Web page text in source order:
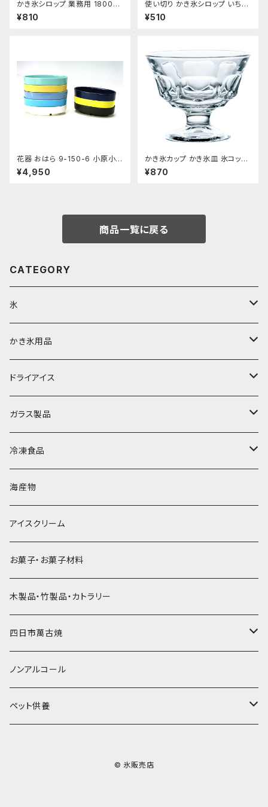
かき氷シロップ 業務用 1800ｍ
L ハニー製 1.8Lパック
¥810
使い切り かき氷シロップ いちご
ハワイアンブルー マンゴー マス
カット コーラ 35mL各1袋5種類
¥510
花器 おはら 9-150-6 小原小
判 ナマコ 花瓶 フラワーベース
水盤
¥4,950
かき氷カップ かき氷皿 氷コップ
デザートカップ、アイスクリーム
カップ 340ml 東洋佐々木ガラ
¥870
商品一覧に戻る
CATEGORY
氷
富士天然水の氷
丸氷
直径70mm
直径65mm
角氷
砕氷
氷河の氷
氷アイテム
かき氷用品
かき氷シロップ
無果汁1.8Lパック
無果汁1Lパック
無添加瓶シロップ
かき氷機・かき氷器
かき氷カップ
発泡スチロール無地-使い捨て
発泡スチロールプリント柄
かき氷スプーン・スプーンストロー
プラスチック・スプーン
プラスチック・スプーンストロー
コンデンスミルク・練乳・あんこ
かき氷セット
その他かき氷用品
ドライアイス
ドライアイス3ｋｇ
ドライアイス4ｋｇ
ドライアイス5ｋｇ
ドライアイス8ｋｇ
ドライアイス10ｋｇ
ドライアイス15ｋｇ
ドライアイス20ｋｇ
ドライアイス25ｋｇ
ガラス製品
オンザロック・グラス
ビール・グラス
タンブラー
かき氷器
冷凍食品
肉まん・あんまん
パスタ・スパゲッティ
惣菜
海産物
アイスクリーム
お菓子・お菓子材料
木製品・竹製品・カトラリー
四日市萬古焼
土鍋・土釜
一般土鍋
皿・椀・丼・小物
ノンアルコール
ペット供養
© 氷販売店